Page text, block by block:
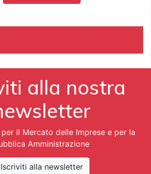
alla nostra
il Mercato delle Imprese e per la
Amministrazione
Iscriviti alla newsletter